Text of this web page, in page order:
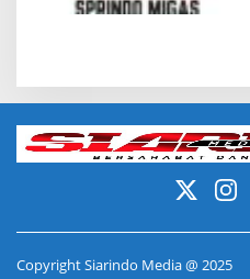
Copyright Siarindo Media @ 2025